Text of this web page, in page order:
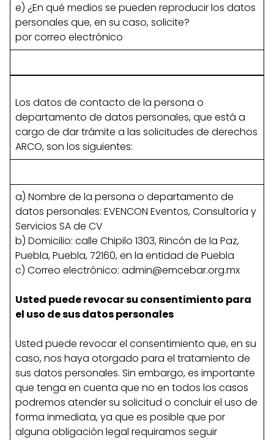
e) ¿En qué medios se pueden reproducir los datos
personales que, en su caso, solicite?
por correo electrónico
Los datos de contacto de la persona o
departamento de datos personales, que está a
cargo de dar trámite a las solicitudes de derechos
ARCO, son los siguientes:
a) Nombre de la persona o departamento de
datos personales: EVENCON Eventos, Consultoría y
Servicios SA de CV
b) Domicilio: calle Chipilo 1303, Rincón de la Paz,
Puebla, Puebla, 72160, en la entidad de Puebla
c) Correo electrónico: admin@emcebar.org.mx
Usted puede revocar su consentimiento para
el uso de sus datos personales
Usted puede revocar el consentimiento que, en su
caso, nos haya otorgado para el tratamiento de
sus datos personales. Sin embargo, es importante
que tenga en cuenta que no en todos los casos
podremos atender su solicitud o concluir el uso de
forma inmediata, ya que es posible que por
alguna obligación legal requiramos seguir